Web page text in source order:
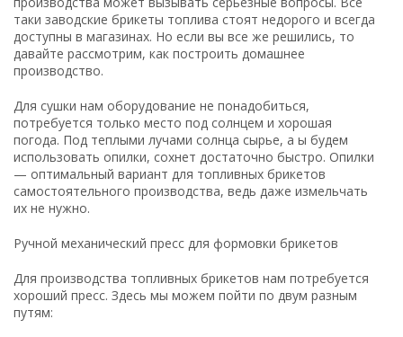
таки заводские брикеты топлива стоят недорого и всегда
доступны в магазинах. Но если вы все же решились, то
давайте рассмотрим, как построить домашнее
производство.
Для сушки нам оборудование не понадобиться,
потребуется только место под солнцем и хорошая
погода. Под теплыми лучами солнца сырье, а ы будем
использовать опилки, сохнет достаточно быстро. Опилки
— оптимальный вариант для топливных брикетов
самостоятельного производства, ведь даже измельчать
их не нужно.
Ручной механический пресс для формовки брикетов
Для производства топливных брикетов нам потребуется
хороший пресс. Здесь мы можем пойти по двум разным
путям: